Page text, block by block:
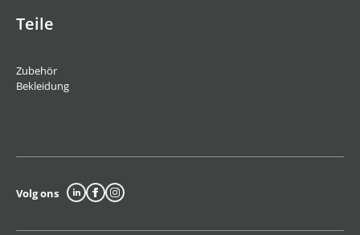
Teile
Zubehör
Bekleidung
Volg ons